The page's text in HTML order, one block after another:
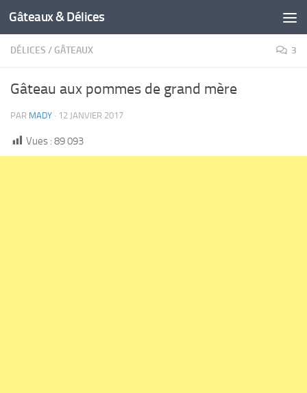
Gâteaux & Délices
DÉLICES / GÂTEAUX 3
Gâteau aux pommes de grand mère
PAR MADY · 12 JANVIER 2017
Vues : 89 093